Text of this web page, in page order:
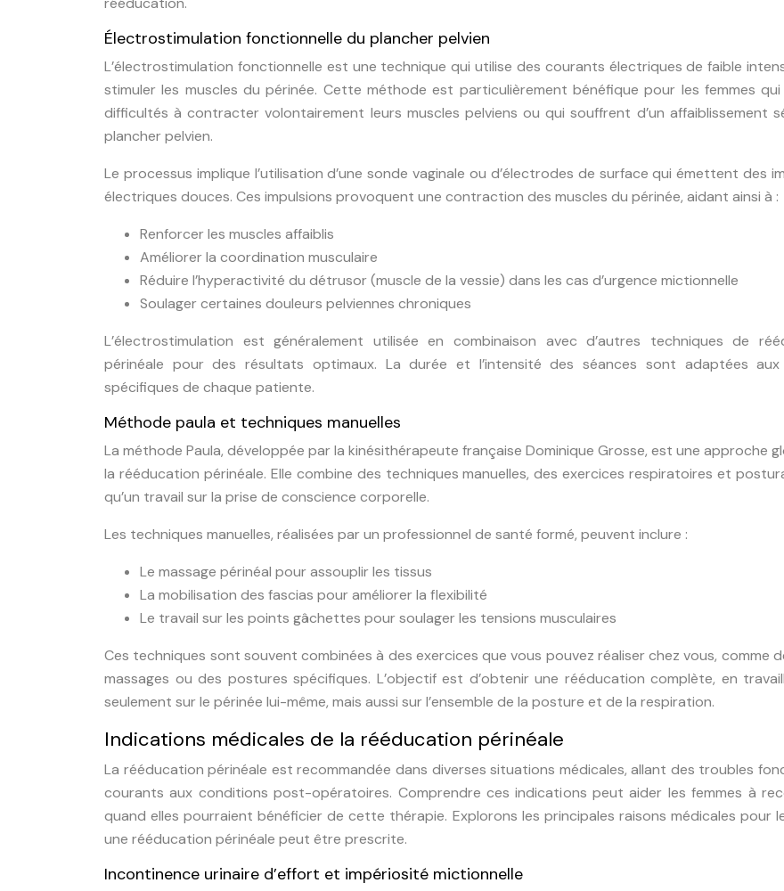
Électrostimulation fonctionnelle du plancher pelvien
L’électrostimulation fonctionnelle est une technique qui utilise des courants électriques de faible
stimuler les muscles du périnée. Cette méthode est particulièrement bénéfique pour les femmes
difficultés à contracter volontairement leurs muscles pelviens ou qui souffrent d’un affaiblissement
plancher pelvien.
Le processus implique l’utilisation d’une sonde vaginale ou d’électrodes de surface qui émettent des
électriques douces. Ces impulsions provoquent une contraction des muscles du périnée, aidant ainsi à :
Renforcer les muscles affaiblis
Améliorer la coordination musculaire
Réduire l’hyperactivité du détrusor (muscle de la vessie) dans les cas d’urgence mictionnelle
Soulager certaines douleurs pelviennes chroniques
L’électrostimulation est généralement utilisée en combinaison avec d’autres techniques de
périnéale pour des résultats optimaux. La durée et l’intensité des séances sont adaptées aux
spécifiques de chaque patiente.
Méthode paula et techniques manuelles
La méthode Paula, développée par la kinésithérapeute française Dominique Grosse, est une approche
la rééducation périnéale. Elle combine des techniques manuelles, des exercices respiratoires et
qu’un travail sur la prise de conscience corporelle.
Les techniques manuelles, réalisées par un professionnel de santé formé, peuvent inclure :
Le massage périnéal pour assouplir les tissus
La mobilisation des fascias pour améliorer la flexibilité
Le travail sur les points gâchettes pour soulager les tensions musculaires
Ces techniques sont souvent combinées à des exercices que vous pouvez réaliser chez vous, comme
massages ou des postures spécifiques. L’objectif est d’obtenir une rééducation complète, en
seulement sur le périnée lui-même, mais aussi sur l’ensemble de la posture et de la respiration.
Indications médicales de la rééducation périnéale
La rééducation périnéale est recommandée dans diverses situations médicales, allant des troubles
courants aux conditions post-opératoires. Comprendre ces indications peut aider les femmes à
quand elles pourraient bénéficier de cette thérapie. Explorons les principales raisons médicales pour
une rééducation périnéale peut être prescrite.
Incontinence urinaire d’effort et impériosité mictionnelle